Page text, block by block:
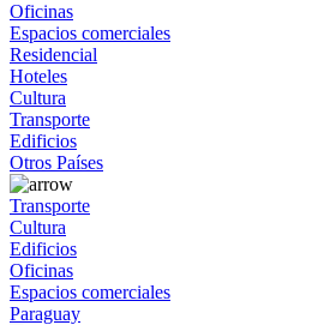
Oficinas
Espacios comerciales
Residencial
Hoteles
Cultura
Transporte
Edificios
Otros Países
Transporte
Cultura
Edificios
Oficinas
Espacios comerciales
Paraguay